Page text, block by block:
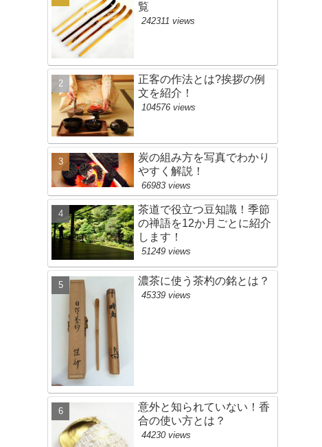
覧
242311 views
正客の作法とは?挨拶の例
文を紹介！
104576 views
炭の組み方を写真でわかり
やすく解説！
66983 views
茶道で役立つ豆知識！季節
の禅語を12か月ごとに紹介
します！
51249 views
濃茶に使う茶杓の銘とは？
45339 views
意外と知られていない！香
合の使い方とは？
44230 views